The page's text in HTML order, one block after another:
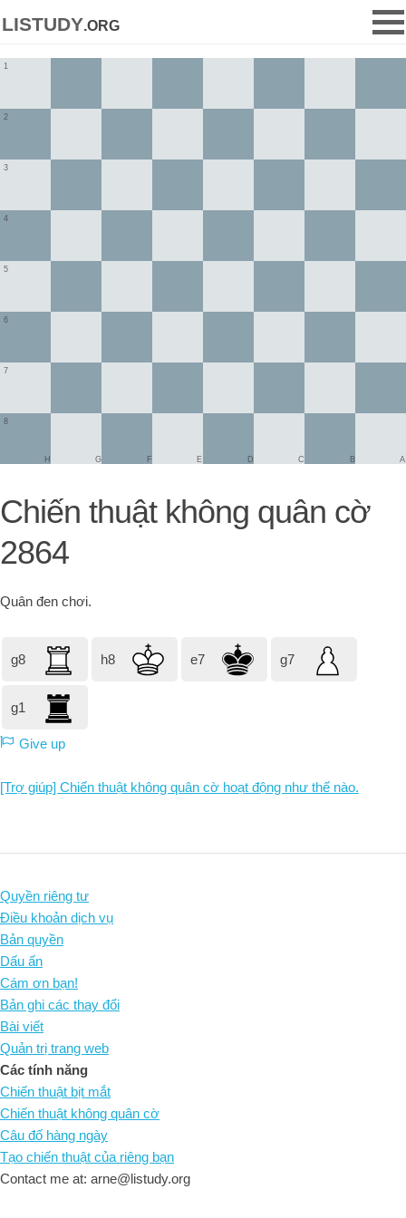
listudy.org
1
2
3
4
5
6
7
8
A
B
C
D
E
F
G
H
Chiến thuật không quân cờ
2864
Quân đen chơi.
g8 h8 e7 g7
g1
Give up
[Trợ giúp] Chiến thuật không quân cờ hoạt động như thế nào.
Quyền riêng tư
Điều khoản dịch vụ
Bản quyền
Dấu ấn
Cám ơn bạn!
Bản ghi các thay đổi
Bài viết
Quản trị trang web
Các tính năng
Chiến thuật bịt mắt
Chiến thuật không quân cờ
Câu đố hàng ngày
Tạo chiến thuật của riêng bạn
Contact me at: arne@listudy.org